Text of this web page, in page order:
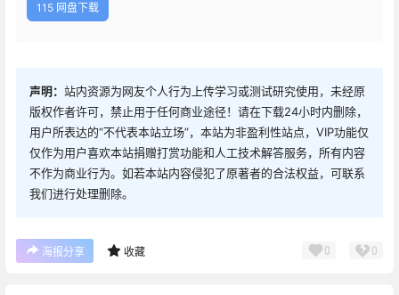
115 网盘下载
声明： 站内资源为网友个人行为上传学习或测试研究使用，未经原
版权作者许可，禁止用于任何商业途径！请在下载24小时内删除，
用户所表达的“不代表本站立场”，本站为非盈利性站点，VIP功能仅
仅作为用户喜欢本站捐赠打赏功能和人工技术解答服务，所有内容
不作为商业行为。如若本站内容侵犯了原著者的合法权益，可联系
我们进行处理删除。
海报分享 收藏 0 0